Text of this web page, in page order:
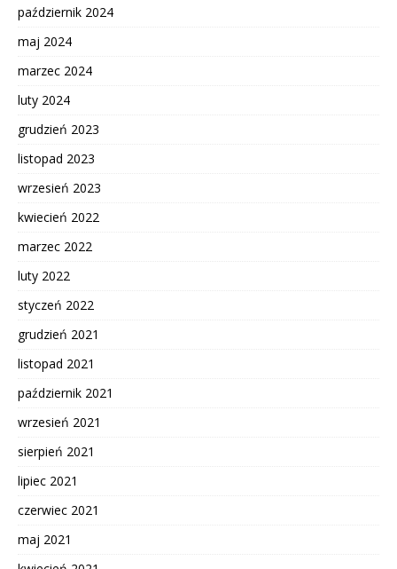
październik 2024
maj 2024
marzec 2024
luty 2024
grudzień 2023
listopad 2023
wrzesień 2023
kwiecień 2022
marzec 2022
luty 2022
styczeń 2022
grudzień 2021
listopad 2021
październik 2021
wrzesień 2021
sierpień 2021
lipiec 2021
czerwiec 2021
maj 2021